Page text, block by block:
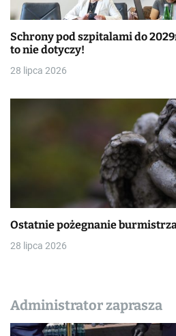
Schrony pod szpitalami do
to nie dotyczy!
28 lipca 2026
Ostatnie pożegnanie
28 lipca 2026
Administrator zaprasza